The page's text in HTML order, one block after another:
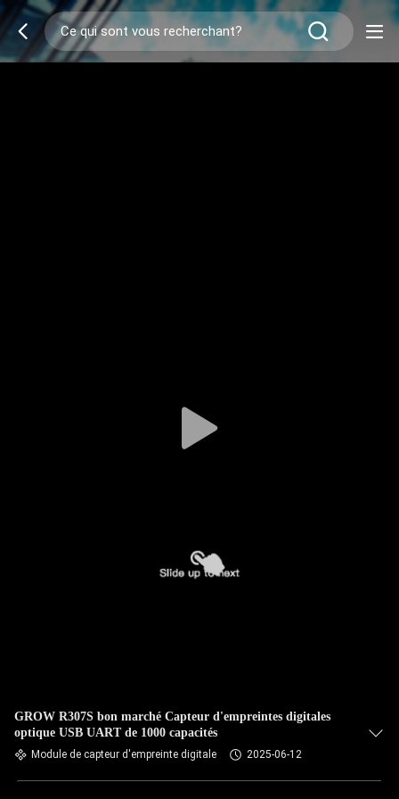
GROW R307S bon marché Capteur d'empreintes digitales
optique USB UART de 1000 capacités
Module de capteur d'empreinte digitale 2025-06-12